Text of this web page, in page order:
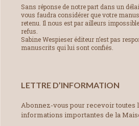
Sans réponse de notre part dans un
vous faudra considérer que votre
retenu. Il nous est par ailleurs
refus.
Sabine Wespieser éditeur n’est pas
manuscrits qui lui sont confiés.
LETTRE D’INFORMATION
Abonnez-vous pour recevoir toutes
informations importantes de la